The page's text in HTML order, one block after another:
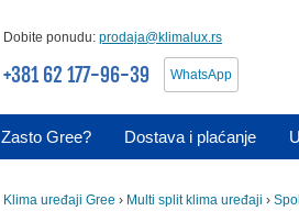
Dobite ponudu: prodaja@klimalux.rs
+381 62 177-96-39 WhatsApp
Zasto Gree? Dostava i plaćanje
Klima uređaji Gree › Multi split klima uređaji ›